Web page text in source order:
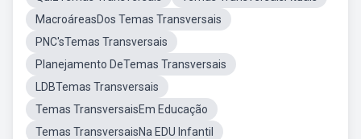
MacroáreasDos Temas Transversais
PNC'sTemas Transversais
Planejamento DeTemas Transversais
LDBTemas Transversais
Temas TransversaisEm Educação
Temas TransversaisNa EDU Infantil